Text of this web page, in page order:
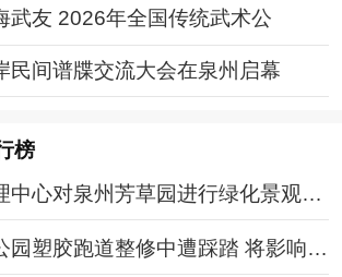
武友 2026年全国传统武术公
民间谱牒交流大会在泉州启幕
榜
中心对泉州芳草园进行绿化景观提
园塑胶跑道整修中遭踩踏 将影响工